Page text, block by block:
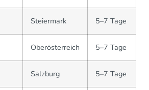
Steiermark 5–7 Tage
Oberösterreich 5–7 Tage
Salzburg 5–7 Tage